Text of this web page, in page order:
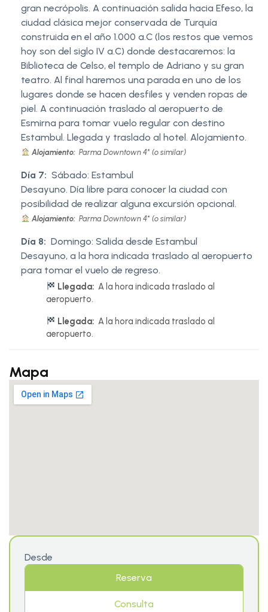
gran necrópolis. A continuación salida hacia Efeso, la
ciudad clásica mejor conservada de Turquía
construida en el año 1.000 a.C (los restos que vemos
hoy son del siglo IV a.C) donde destacaremos: la
Biblioteca de Celso, el templo de Adriano y su gran
teatro. Al final haremos una parada en uno de los
lugares donde se hacen desfiles y venden ropas de
piel. A continuación traslado al aeropuerto de
Esmirna para tomar vuelo regular con destino
Estambul. Llegada y traslado al hotel. Alojamiento.
Alojamiento: Parma Downtown 4* (o similar)
Día 7: Sábado: Estambul
Desayuno. Día libre para conocer la ciudad con
posibilidad de realizar alguna excursión opcional.
Alojamiento: Parma Downtown 4* (o similar)
Día 8: Domingo: Salida desde Estambul
Desayuno, a la hora indicada traslado al aeropuerto
para tomar el vuelo de regreso.
Llegada: A la hora indicada traslado al
aeropuerto.
Llegada: A la hora indicada traslado al
aeropuerto.
Mapa
Desde
Reserva
Consulta